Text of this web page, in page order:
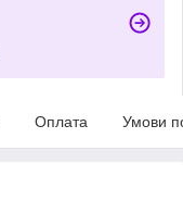
Оплата Умови